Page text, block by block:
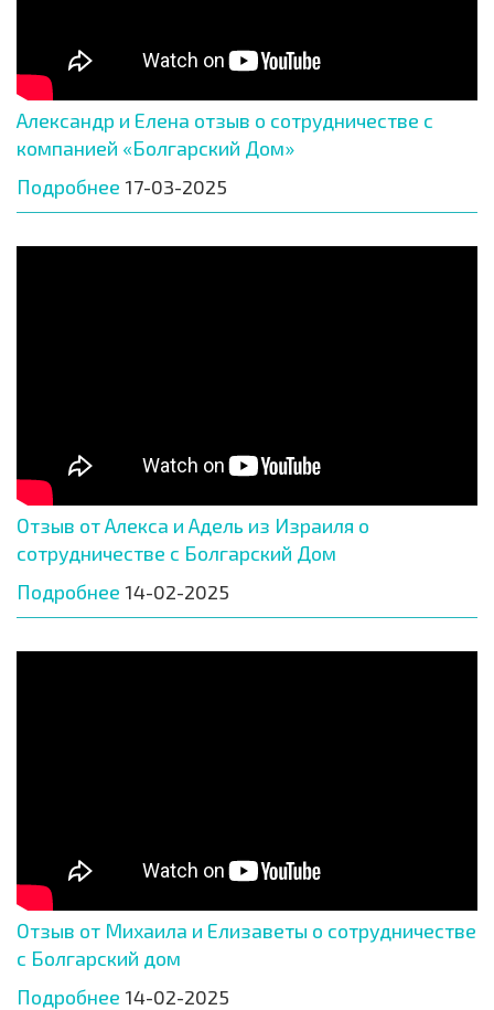
Александр и Елена отзыв о сотрудничестве с
компанией «Болгарский Дом»
Подробнее 17-03-2025
Отзыв от Алекса и Адель из Израиля о
сотрудничестве с Болгарский Дом
Подробнее 14-02-2025
Отзыв от Михаила и Елизаветы о сотрудничестве
с Болгарский дом
Подробнее 14-02-2025